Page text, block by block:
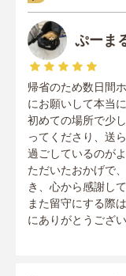
ぷーま
帰省のため数日間
にお願いして本当
初めての場所で少
ってくださり、送
過ごしているのが
ただいたおかげで
き、心から感謝して
また留守にする際
にありがとうござ